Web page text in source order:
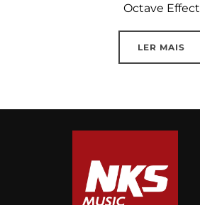
Octave Effect
LER MAIS